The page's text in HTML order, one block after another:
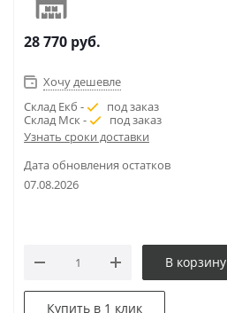
28 770 руб.
Хочу дешевле
Склад Екб -
под заказ
Склад Мск -
под заказ
Узнать сроки доставки
Дата обновления остатков
07.08.2026
В корзину
Купить в 1 клик